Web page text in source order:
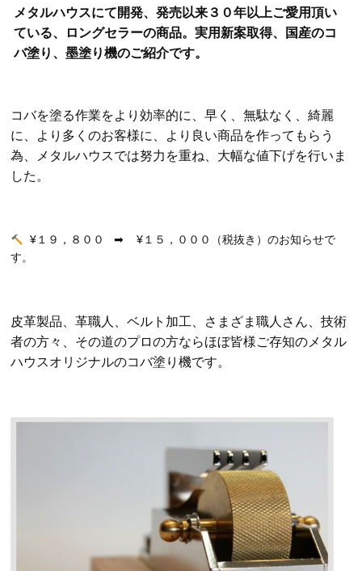
メタルハウスにて開発、発売以来３０年以上ご愛用頂い
ている、ロングセラーの商品。実用新案取得、国産のコ
バ塗り、墨塗り機のご紹介です。
コバを塗る作業をより効率的に、早く、無駄なく、綺麗
に、より多くのお客様に、より良い商品を作ってもらう
為、メタルハウスでは努力を重ね、大幅な値下げを行いま
した。
¥１９，８００ ➡︎ ¥１５，０００（税抜き）のお知らせで
す。
皮革製品、革職人、ベルト加工、さまざま職人さん、技術
者の方々、その道のプロの方ならほぼ皆様ご存知のメタル
ハウスオリジナルのコバ塗り機です。